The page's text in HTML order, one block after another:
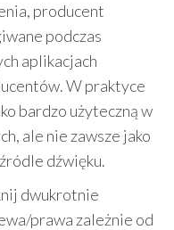
producent
podczas
aplikacjach
W praktyce
bardzo użyteczną w
ale nie zawsze jako
dźwięku.
dwukrotnie
prawa zależnie od